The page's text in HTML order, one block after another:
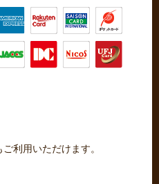
利用いただけます。